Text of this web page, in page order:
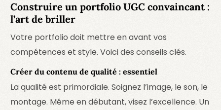
Construire un portfolio UGC convaincant :
l’art de briller
Votre portfolio doit mettre en avant vos
compétences et style. Voici des conseils clés.
Créer du contenu de qualité : essentiel
La qualité est primordiale. Soignez l’image, le son, le
montage. Même en débutant, visez l’excellence. Un